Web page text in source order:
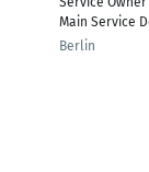
Main Service
Berlin